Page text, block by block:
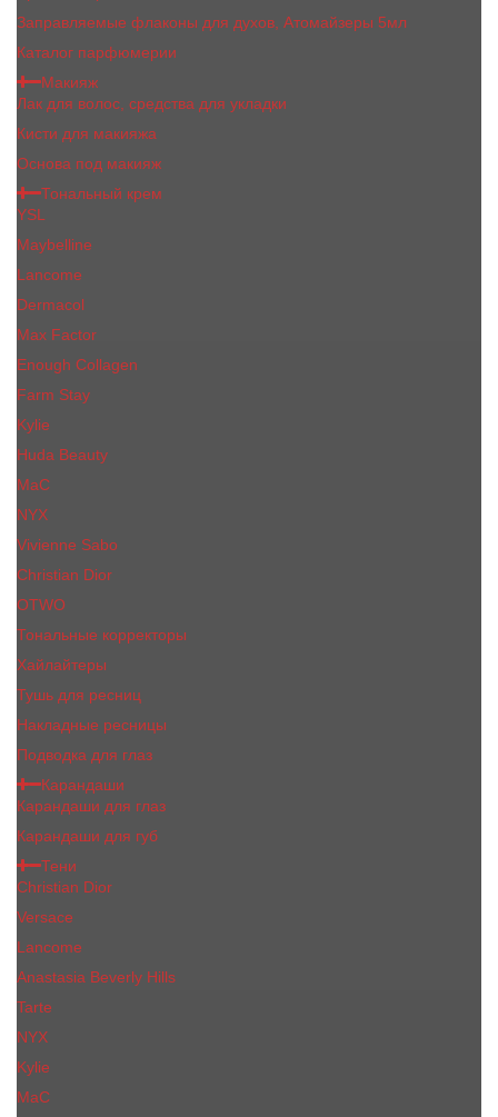
Заправляемые флаконы для духов, Атомайзеры 5мл
Каталог парфюмерии
Макияж
Лак для волос, средства для укладки
Кисти для макияжа
Основа под макияж
Тональный крем
YSL
Maybelline
Lancome
Dermacol
Max Factor
Enough Collagen
Farm Stay
Kylie
Huda Beauty
МаС
NYX
Vivienne Sabo
Сhristiаn Diоr
OTWO
Тональные корректоры
Хайлайтеры
Тушь для ресниц
Накладные ресницы
Подводка для глаз
Карандаши
Карандаши для глаз
Карандаши для губ
Тени
Christian Dior
Versace
Lancome
Anastasia Beverly Hills
Tarte
NYX
Kylie
MaC